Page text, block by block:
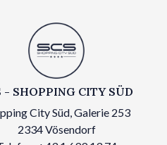
- SHOPPING CITY SÜD
City Süd, Galerie 253
2334 Vösendorf